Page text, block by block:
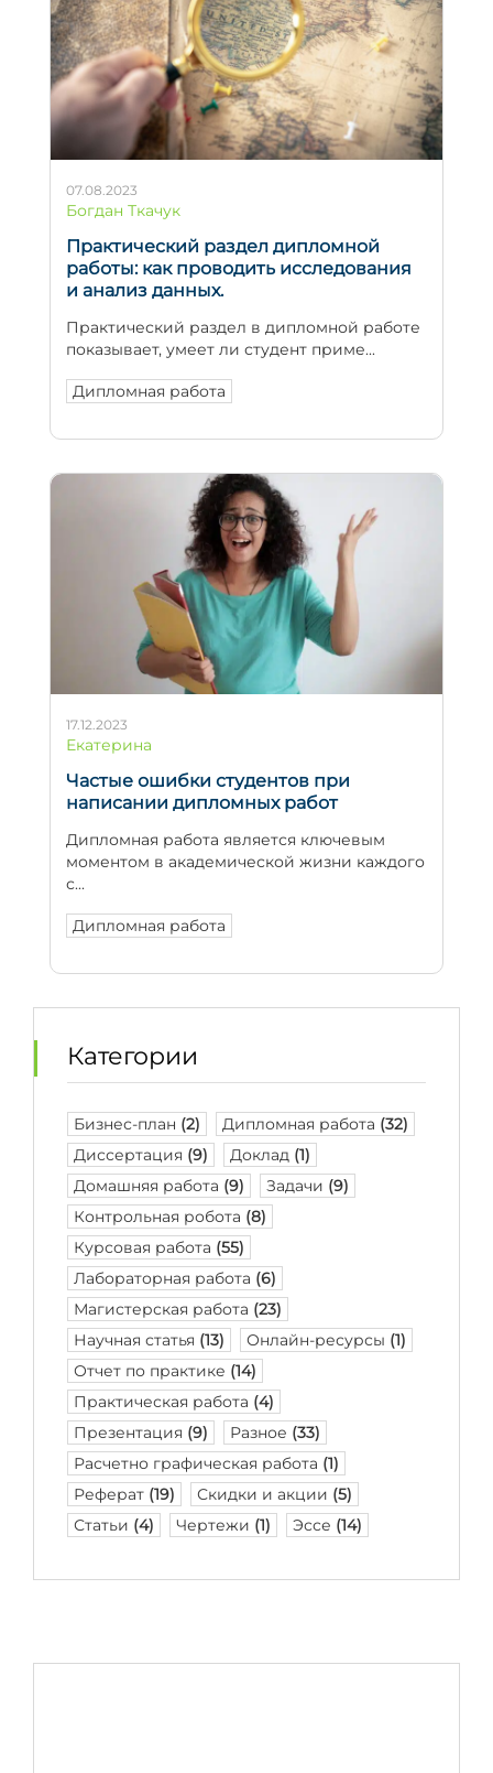
07.08.2023
Богдан Ткачук
Практический раздел дипломной
работы: как проводить исследования
и анализ данных.
Практический раздел в дипломной работе
показывает, умеет ли студент приме...
Дипломная работа
17.12.2023
Екатерина
Частые ошибки студентов при
написании дипломных работ
Дипломная работа является ключевым
моментом в академической жизни каждого
с...
Дипломная работа
Категории
Бизнес-план (2) Дипломная работа (32)
Диссертация (9) Доклад (1)
Домашняя работа (9) Задачи (9)
Контрольная робота (8)
Курсовая работа (55)
Лабораторная работа (6)
Магистерская работа (23)
Научная статья (13) Онлайн-ресурсы (1)
Отчет по практике (14)
Практическая работа (4)
Презентация (9) Разное (33)
Расчетно графическая работа (1)
Реферат (19) Скидки и акции (5)
Статьи (4) Чертежи (1) Эссе (14)